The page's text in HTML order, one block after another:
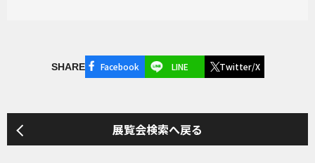
SHARE Facebook LINE Twitter/X
展覧会検索へ戻る